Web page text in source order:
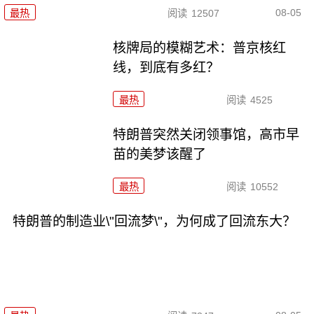
最热 阅读 12507 08-05
核牌局的模糊艺术：普京核红
线，到底有多红？
最热 阅读 4525
特朗普突然关闭领事馆，高市早
苗的美梦该醒了
最热 阅读 10552
特朗普的制造业\"回流梦\"，为何成了回流东大？